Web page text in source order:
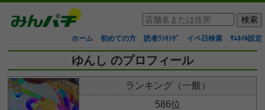
ホーム 初めての方 読者ﾗﾝｷﾝｸﾞ イベ日検索 ｻﾑﾈｲﾙ設定
ゆんし のプロフィール
ランキング（一般）
586位